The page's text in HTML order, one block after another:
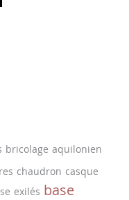
bricolage aquilonien
chaudron casque
exilés base